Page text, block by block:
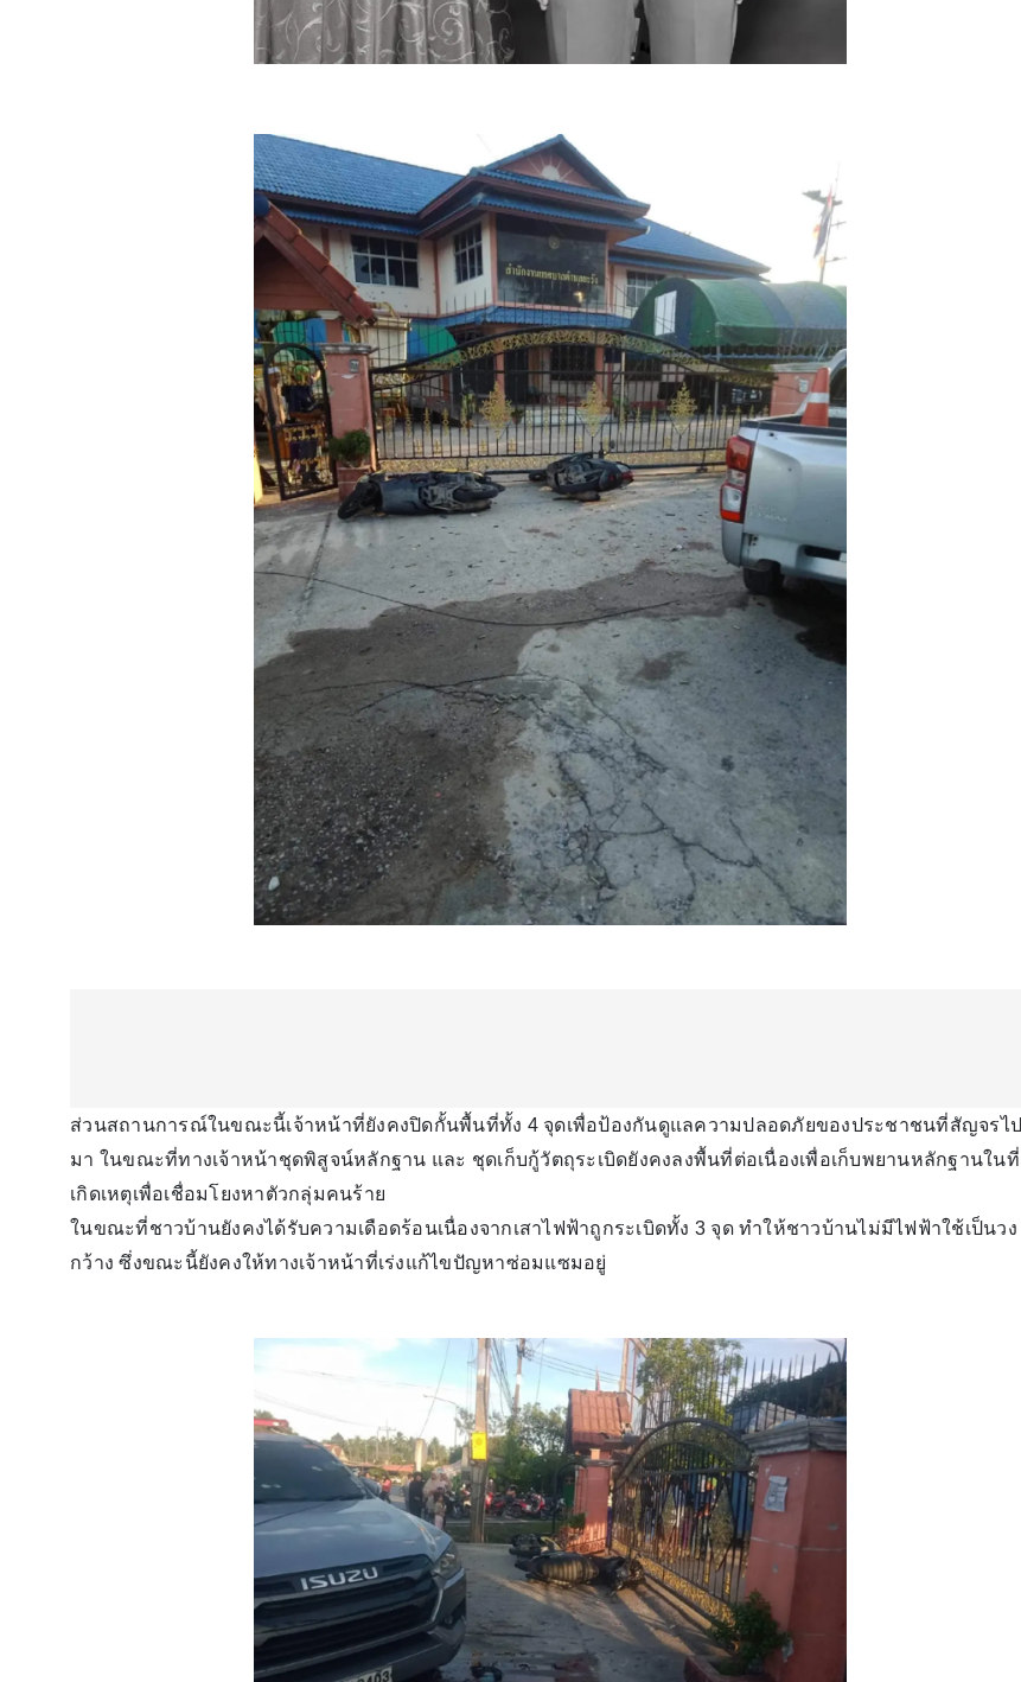
ส่วนสถานการณ์ในขณะนี้เจ้าหน้าที่ยังคงปิดกั้นพื้นที่ทั้ง 4 จุดเพื่อป้องกันดูแลความปลอดภัยของประชาชนที่สัญจรไป
มา ในขณะที่ทางเจ้าหน้าชุดพิสูจน์หลักฐาน และ ชุดเก็บกู้วัตถุระเบิดยังคงลงพื้นที่ต่อเนื่องเพื่อเก็บพยานหลักฐานในที่
เกิดเหตุเพื่อเชื่อมโยงหาตัวกลุ่มคนร้าย
ในขณะที่ชาวบ้านยังคงได้รับความเดือดร้อนเนื่องจากเสาไฟฟ้าถูกระเบิดทั้ง 3 จุด ทำให้ชาวบ้านไม่มีไฟฟ้าใช้เป็นวง
กว้าง ซึ่งขณะนี้ยังคงให้ทางเจ้าหน้าที่เร่งแก้ไขปัญหาซ่อมแซมอยู่